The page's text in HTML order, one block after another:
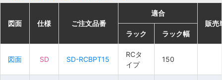
図面 仕様 ご注文品番
適合
販売
ラック
ラック幅
図面 SD SD-RCBPT15
RCタ
イプ
150
図面 仕様 ご注文品番
適合
販売
ラック
ラック幅
図面 SD SD-RCBPT15
RCタ
イプ
150
図面 仕様 ご注文品番
適合
販売
ラック
ラック幅
図面 SD SD-RCBPT15
RCタ
イプ
150
図面 仕様 ご注文品番
適合
販売
ラック
ラック幅
図面 SD SD-RCBPT15
RCタ
イプ
150